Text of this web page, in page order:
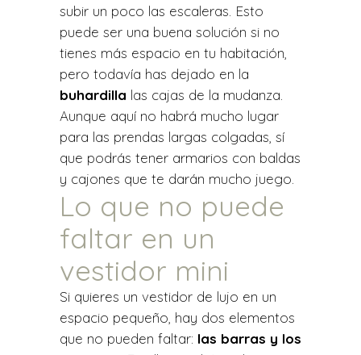
subir un poco las escaleras. Esto
puede ser una buena solución si no
tienes más espacio en tu habitación,
pero todavía has dejado en la
buhardilla las cajas de la mudanza.
Aunque aquí no habrá mucho lugar
para las prendas largas colgadas, sí
que podrás tener armarios con baldas
y cajones que te darán mucho juego.
Lo que no puede
faltar en un
vestidor mini
Si quieres un vestidor de lujo en un
espacio pequeño, hay dos elementos
que no pueden faltar: las barras y los